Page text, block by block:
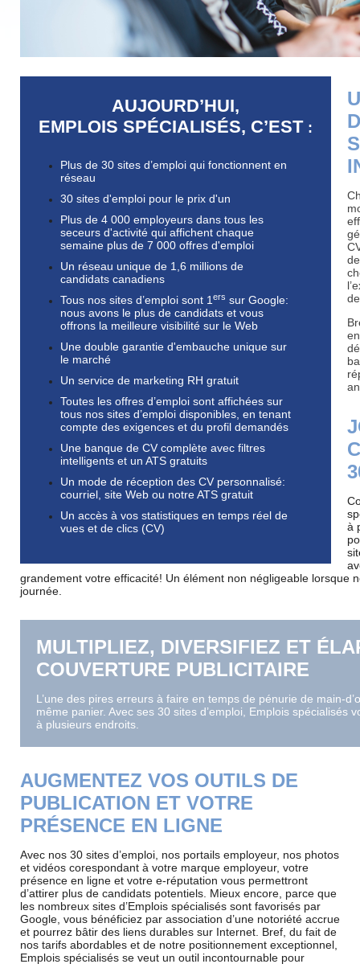
AUJOURD’HUI,
EMPLOIS SPÉCIALISÉS, C’EST :
Plus de 30 sites d’emploi qui fonctionnent en
réseau
30 sites d'emploi pour le prix d'un
Plus de 4 000 employeurs dans tous les
seceurs d'activité qui affichent chaque
semaine plus de 7 000 offres d'emploi
Un réseau unique de 1,6 millions de
candidats canadiens
Tous nos sites d’emploi sont 1 ers sur Google:
nous avons le plus de candidats et vous
offrons la meilleure visibilité sur le Web
Une double garantie d'embauche unique sur
le marché
Un service de marketing RH gratuit
Toutes les offres d’emploi sont affichées sur
tous nos sites d’emploi disponibles, en tenant
compte des exigences et du profil demandés
Une banque de CV complète avec filtres
intelligents et un ATS gratuits
Un mode de réception des CV personnalisé:
courriel, site Web ou notre ATS gratuit
Un accès à vos statistiques en temps réel de
vues et de clics (CV)
à
grandement votre efficacité! Un élément non négligeable lorsque
journée.
MULTIPLIEZ, DIVERSIFIEZ ET
COUVERTURE PUBLICITAIRE
L’une des pires erreurs à faire en temps de pénurie de main-
même panier. Avec ses 30 sites d’emploi, Emplois spécialisés
à plusieurs endroits.
AUGMENTEZ VOS OUTILS DE
PUBLICATION ET VOTRE
PRÉSENCE EN LIGNE
Avec nos 30 sites d’emploi, nos portails employeur, nos photos
et vidéos corespondant à votre marque employeur, votre
présence en ligne et votre e-réputation vous permettront
d’attirer plus de candidats potentiels. Mieux encore, parce que
les nombreux sites d’Emplois spécialisés sont favorisés par
Google, vous bénéficiez par association d’une notoriété accrue
et pourrez bâtir des liens durables sur Internet. Bref, du fait de
nos tarifs abordables et de notre positionnement exceptionnel,
Emplois spécialisés se veut un outil incontournable pour